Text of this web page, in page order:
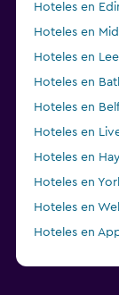
Hoteles en
Hoteles en
Hoteles en
Hoteles en
Hoteles en
Hoteles en
Hoteles en
Hoteles en
Hoteles en
Hoteles en